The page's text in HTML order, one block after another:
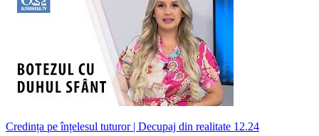
Credința pe înțelesul tuturor | Decupaj din realitate 12.24